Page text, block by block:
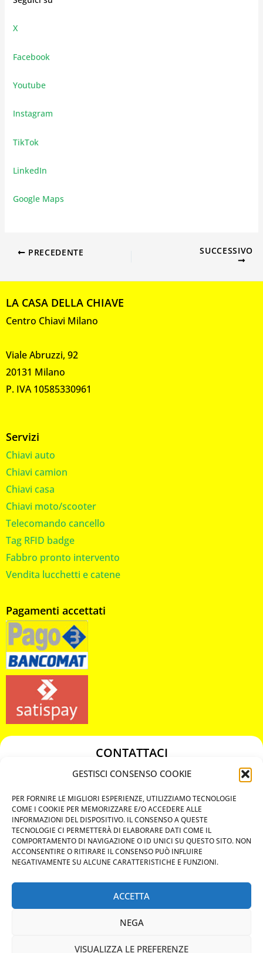
GESTISCI CONSENSO COOKIE
PER FORNIRE LE MIGLIORI ESPERIENZE, UTILIZZIAMO TECNOLOGIE
COME I COOKIE PER MEMORIZZARE E/O ACCEDERE ALLE
INFORMAZIONI DEL DISPOSITIVO. IL CONSENSO A QUESTE
TECNOLOGIE CI PERMETTERÀ DI ELABORARE DATI COME IL
COMPORTAMENTO DI NAVIGAZIONE O ID UNICI SU QUESTO SITO. NON
ACCONSENTIRE O RITIRARE IL CONSENSO PUÒ INFLUIRE
NEGATIVAMENTE SU ALCUNE CARATTERISTICHE E FUNZIONI.
ACCETTA
NEGA
VISUALIZZA LE PREFERENZE
X
Facebook
Youtube
Instagram
TikTok
LinkedIn
Google Maps
PRECEDENTE SUCCESSIVO
LA CASA DELLA CHIAVE
Centro Chiavi Milano
Viale Abruzzi, 92
20131 Milano
P. IVA 10585330961
Servizi
Chiavi auto
Chiavi camion
Chiavi casa
Chiavi moto/scooter
Telecomando cancello
Tag RFID badge
Fabbro pronto intervento
Vendita lucchetti e catene
Pagamenti accettati
CONTATTACI
349 3863811
chiavicodificate@gmail.com
Privacy Policy
Cookie Policy
MAPS
CHIAMA ORA